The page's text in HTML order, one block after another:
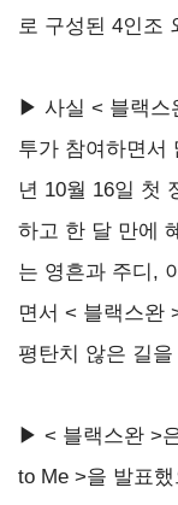
로 구성된 4인조
▶ 사실 < 블랙스
투가 참여하면서
년 10월 16일 첫
하고 한 달 만에
는 영흔과 주디,
면서 < 블랙스완
평탄치 않은 길
▶ < 블랙스완 >
to Me >을 발표